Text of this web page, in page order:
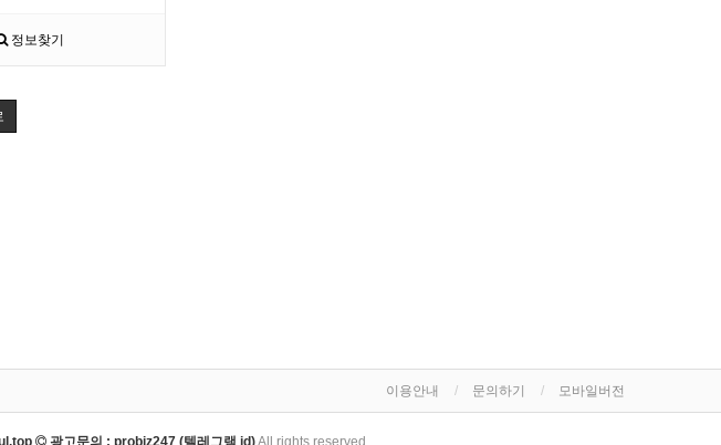
정보찾기
이용안내 문의하기 모바일버전
광고문의 : probiz247 (텔레그램 id)All rights reserved.